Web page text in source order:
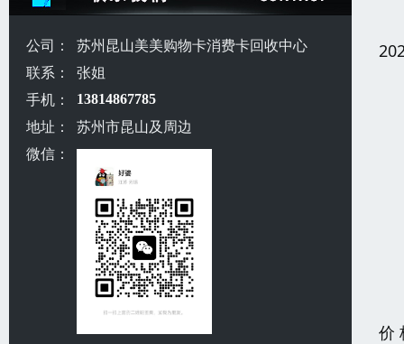
公司：
苏州昆山美美购物卡消费卡回收中心
联系：
张姐
手机：
13814867785
地址：
苏州市昆山及周边
微信：
价